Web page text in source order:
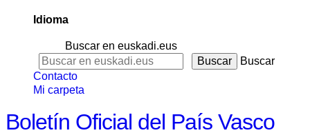
Idioma
Buscar en euskadi.eus
Buscar
Contacto
Mi carpeta
Boletín Oficial del País Vasco